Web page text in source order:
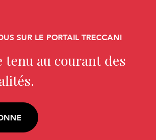
SUR LE PORTAIL TRECCANI
tenu au courant des